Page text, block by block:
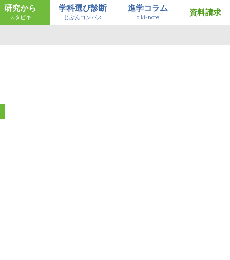
研究から
スタビキ
学科選び診断
じぶんコンパス
進学コラム
biki-note
資料請求